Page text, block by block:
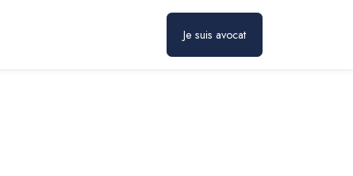
Je suis avocat